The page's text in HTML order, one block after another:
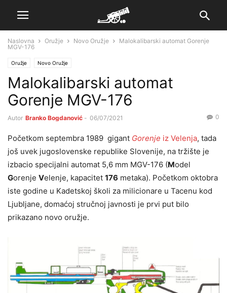
Naslovna Oružje Novo Oružje
Malokalibarski automat Gorenje
MGV-176
Oružje Novo Oružje
Malokalibarski automat
Gorenje MGV-176
Autor Branko Bogdanović - 06/07/2021 0
Početkom septembra 1989 gigant Gorenje iz Velenja, tada
još uvek jugoslovenske republike Slovenije, na tržište je
izbacio specijalni automat 5,6 mm MGV-176 (Model
Gorenje Velenje, kapacitet 176 metaka). Početkom oktobra
iste godine u Kadetskoj školi za milicionare u Tacenu kod
Ljubljane, domaćoj stručnoj javnosti je prvi put bilo
prikazano novo oružje.